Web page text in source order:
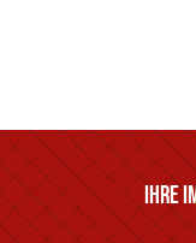
Ihre